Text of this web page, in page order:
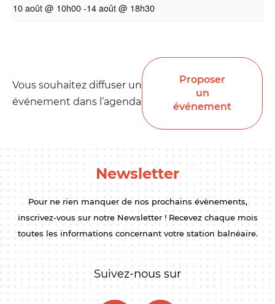
10 août @ 10h00-14 août @ 18h30
Vous souhaitez diffuser un
événement dans l’agenda
Proposer
un
événement
Newsletter
Pour ne rien manquer de nos prochains évènements,
inscrivez-vous sur notre Newsletter ! Recevez chaque mois
toutes les informations concernant votre station balnéaire.
Suivez-nous sur